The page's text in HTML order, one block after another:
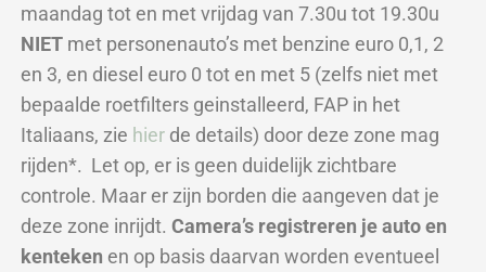
maandag tot en met vrijdag van 7.30u tot 19.30u
NIET met personenauto’s met benzine euro 0,1, 2
en 3, en diesel euro 0 tot en met 5 (zelfs niet met
bepaalde roetfilters geinstalleerd, FAP in het
Italiaans, zie hier de details) door deze zone mag
rijden*. Let op, er is geen duidelijk zichtbare
controle. Maar er zijn borden die aangeven dat je
deze zone inrijdt.Camera’s registreren je auto en
kenteken en op basis daarvan worden eventueel